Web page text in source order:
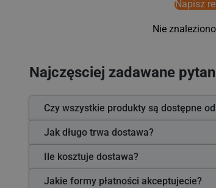
Napisz
Nie
Najczęsciej zadawane
Czy wszystkie produkty są dostępne
Jak długo trwa dostawa?
Ile kosztuje dostawa?
Jakie formy płatności akceptujecie?